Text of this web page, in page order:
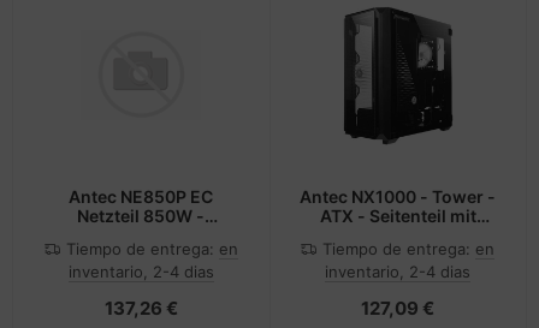
Antec NE850P EC
Netzteil 850W -
Tiempo de entrega: en
inventario, 2-4 dias
137,26 €
Antec NX1000 - Tower -
ATX - Seitenteil mit
Glas)
Tiempo de entrega: en
inventario, 2-4 dias
127,09 €